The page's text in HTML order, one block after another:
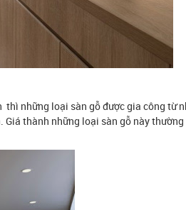
thì những loại sàn gỗ được gia công từ
thành những loại sàn gỗ này